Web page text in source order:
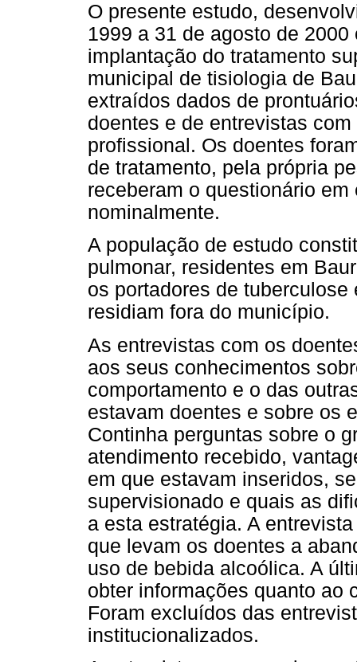
O presente estudo,
1999 a 31 de agosto de
implantação do tratamento
municipal de tisiologia de
extraídos dados de
doentes e de entrevistas
profissional. Os doentes
de tratamento, pela própria
receberam o questionário
nominalmente.
A população de estudo
pulmonar, residentes em
os portadores de
residiam fora do município.
As entrevistas com os
aos seus conhecimentos
comportamento e o das
estavam doentes e sobre os
Continha perguntas sobre o
atendimento recebido,
em que estavam inseridos,
supervisionado e quais as
a esta estratégia. A
que levam os doentes a
uso de bebida alcoólica. A
obter informações quanto ao
Foram excluídos das
institucionalizados.